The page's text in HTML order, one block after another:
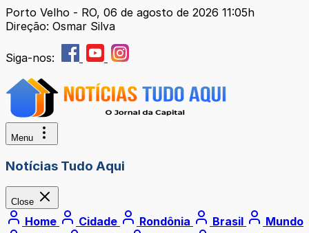
Porto Velho - RO, 06 de agosto de 2026 11:05h
Direção: Osmar Silva
Siga-nos:
Menu
Notícias Tudo Aqui
Close
Home Cidade Rondônia Brasil
Mundo